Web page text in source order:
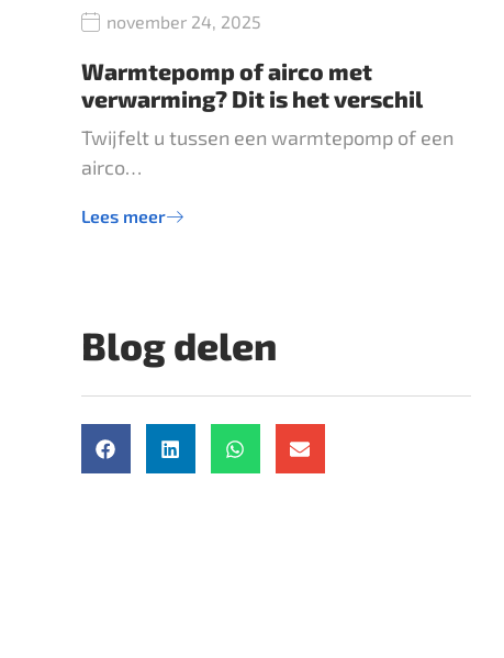
november 24, 2025
Warmtepomp of airco met
verwarming? Dit is het verschil
Twijfelt u tussen een warmtepomp of een
airco…
Lees meer
Blog delen